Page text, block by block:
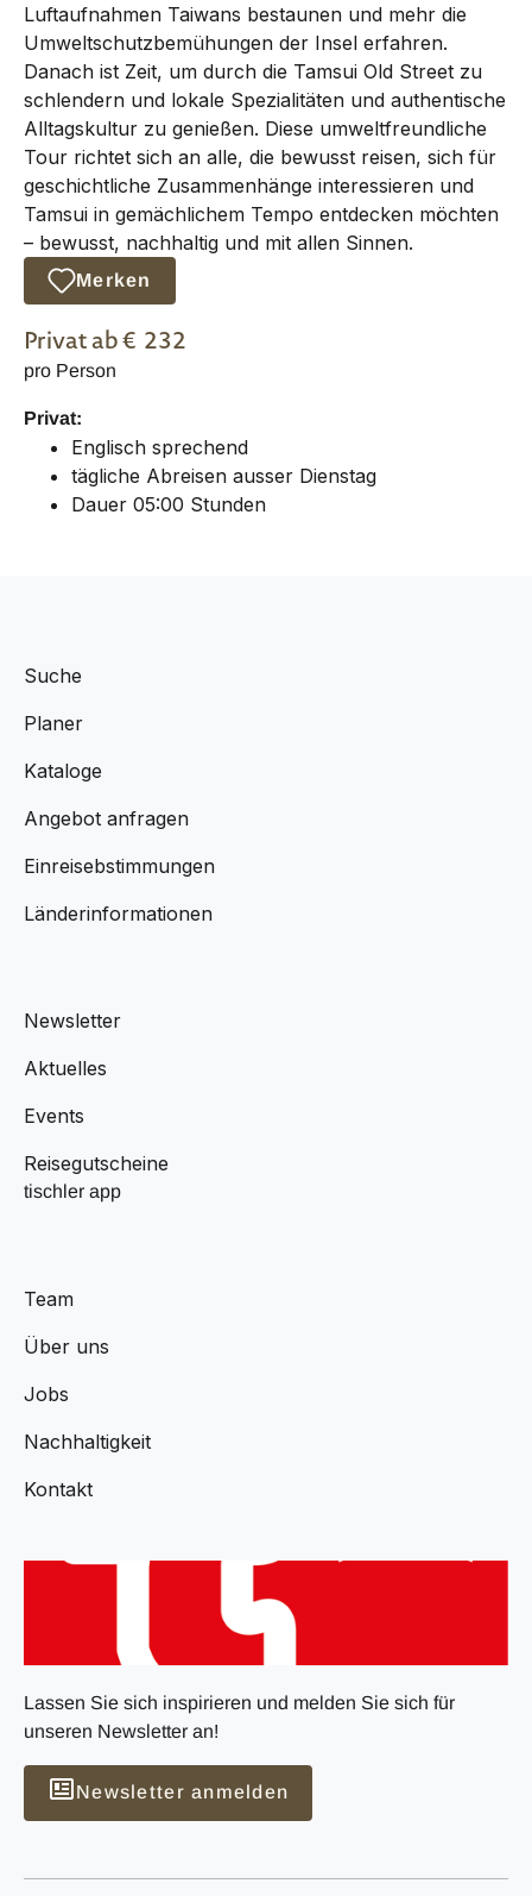
Luftaufnahmen Taiwans bestaunen und mehr die
Umweltschutzbemühungen der Insel erfahren.
Danach ist Zeit, um durch die Tamsui Old Street zu
schlendern und lokale Spezialitäten und authentische
Alltagskultur zu genießen. Diese umweltfreundliche
Tour richtet sich an alle, die bewusst reisen, sich für
geschichtliche Zusammenhänge interessieren und
Tamsui in gemächlichem Tempo entdecken möchten
– bewusst, nachhaltig und mit allen Sinnen.
Merken
Privatab € 232
pro Person
Privat:
Englisch sprechend
tägliche Abreisen ausser Dienstag
Dauer 05:00 Stunden
Suche
Planer
Kataloge
Angebot anfragen
Einreisebstimmungen
Länderinformationen
Newsletter
Aktuelles
Events
Reisegutscheine
tischler app
Team
Über uns
Jobs
Nachhaltigkeit
Kontakt
Lassen Sie sich inspirieren und melden Sie sich für
unseren Newsletter an!
Newsletter anmelden